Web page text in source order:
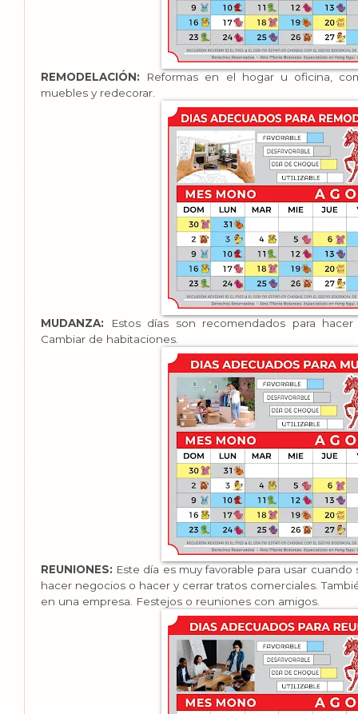
REMODELACIÓN:
Reformas en el hogar u oficina,
muebles y redecorar.
MUDANZA:
Estos días son recomendados para
Cambiar de habitaciones.
REUNIONES: Este día es muy favorable para usar
hacer negocios o hacer y cerrar tratos comerciales.
en una empresa. Festejos o reuniones con amigos.